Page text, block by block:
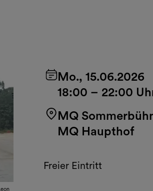
Mo., 15.06.2026
18:00 – 22:00
MQ
MQ Haupthof
Freier Eintritt